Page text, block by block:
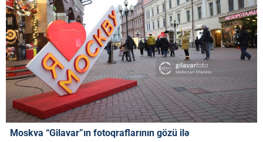
Moskva “Gilavar”ın fotoqraflarının gözü ilə